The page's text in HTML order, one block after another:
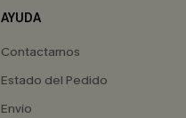
AYUDA
Contactarnos
Estado del Pedido
Envío